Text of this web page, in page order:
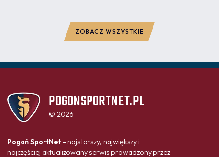
ZOBACZ WSZYSTKIE
POGONSPORTNET.PL
© 2026
Pogoń SportNet - najstarszy, największy i
najczęściej aktualizowany serwis prowadzony przez